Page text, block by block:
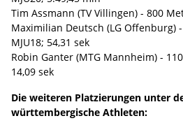
Tim Assmann (TV Villingen) - 800
Maximilian Deutsch (LG Offenburg)
MJU18; 54,31 sek
Robin Ganter (MTG Mannheim) -
14,09 sek
Die weiteren Platzierungen unter
württembergische Athleten: